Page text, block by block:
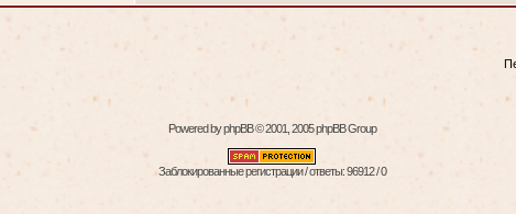
Powered byphpBB© 2001, 2005 phpBB Group
Заблокированные регистрации / ответы: 96912 / 0